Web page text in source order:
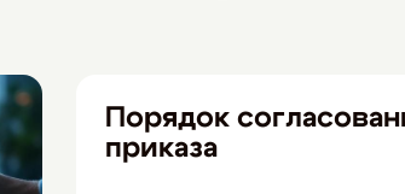
Порядок
приказа